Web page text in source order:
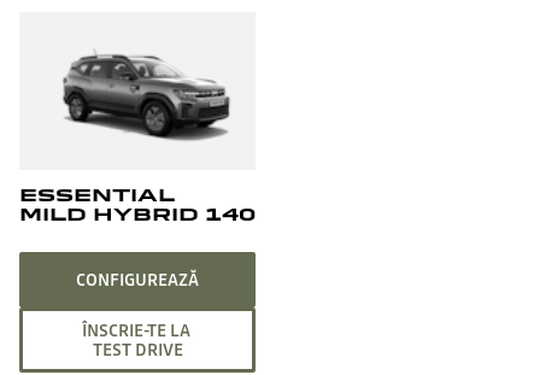
ESSENTIAL
MILD HYBRID 140
CONFIGUREAZĂ
ÎNSCRIE-TE LA
TEST DRIVE